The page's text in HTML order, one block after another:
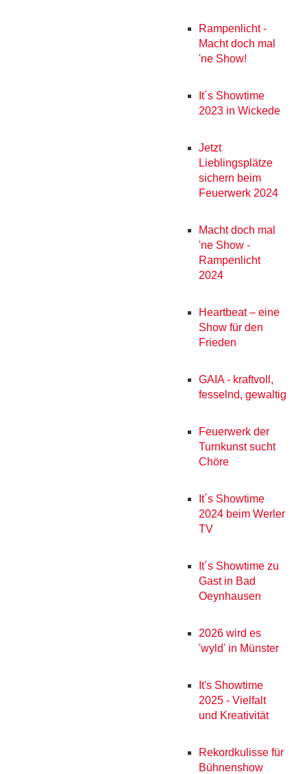
Rampenlicht -
Macht doch mal
'ne Show!
It´s Showtime
2023 in Wickede
Jetzt
Lieblingsplätze
sichern beim
Feuerwerk 2024
Macht doch mal
'ne Show -
Rampenlicht
2024
Heartbeat – eine
Show für den
Frieden
GAIA - kraftvoll,
fesselnd, gewaltig
Feuerwerk der
Turnkunst sucht
Chöre
It´s Showtime
2024 beim Werler
TV
It´s Showtime zu
Gast in Bad
Oeynhausen
2026 wird es
'wyld' in Münster
It's Showtime
2025 - Vielfalt
und Kreativität
Rekordkulisse für
Bühnenshow